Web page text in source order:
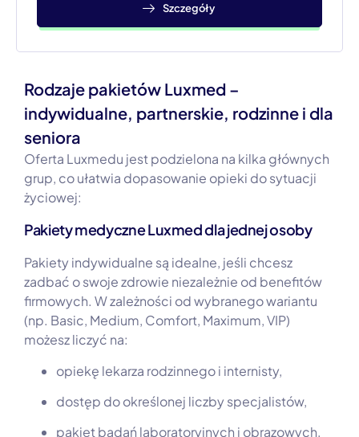
Szczegóły
Rodzaje pakietów Luxmed –
indywidualne, partnerskie, rodzinne i dla
seniora
Oferta Luxmedu jest podzielona na kilka głównych
grup, co ułatwia dopasowanie opieki do sytuacji
życiowej:
Pakiety medyczne Luxmed dla jednej osoby
Pakiety indywidualne są idealne, jeśli chcesz
zadbać o swoje zdrowie niezależnie od benefitów
firmowych. W zależności od wybranego wariantu
(np. Basic, Medium, Comfort, Maximum, VIP)
możesz liczyć na:
opiekę lekarza rodzinnego i internisty,
dostęp do określonej liczby specjalistów,
pakiet badań laboratoryjnych i obrazowych,